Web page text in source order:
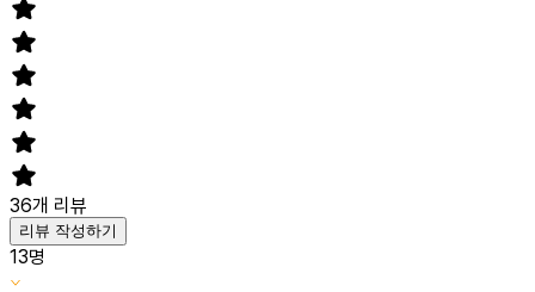
36개 리뷰
리뷰 작성하기
13명